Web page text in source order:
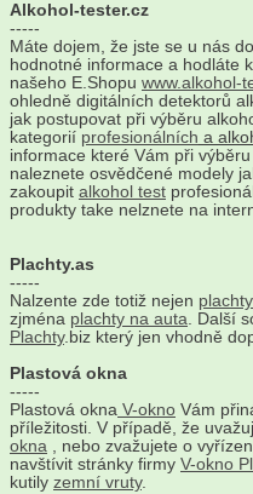
Alkohol-tester.cz
-----
Máte dojem, že jste se u nás
hodnotné informace a hodláte
našeho E.Shopu www.alkohol-
ohledně digitálních detektorů
jak postupovat při výběru
kategorií profesionálních a
informace které Vám při
naleznete osvědčené modely
zakoupit alkohol test
produkty take nelznete na
Plachty.as
-----
Nalzente zde totiž nejen
zjména plachty na auta. Další
Plachty.biz který jen vhodně
Plastová okna
-----
Plastová okna V-okno Vám
příležitosti. V případě, že
okna , nebo zvažujete o
navštívit stránky firmy V-okno
kutily zemní vruty.